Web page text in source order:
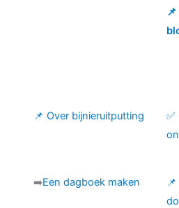
📌 Over bijnieruitputting
✅
➡️Een dagboek maken